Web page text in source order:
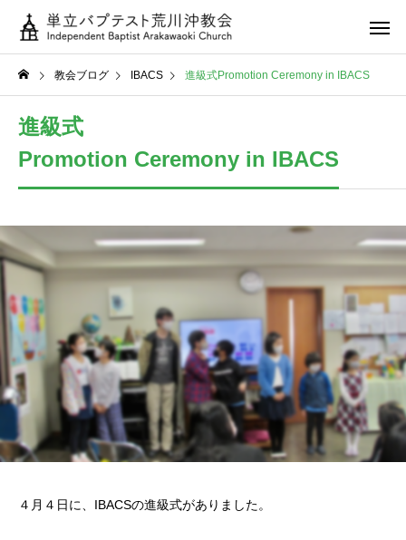
教会ブログ IBACS 進級式Promotion Ceremony in IBACS
進級式
Promotion Ceremony in IBACS
４月４日に、IBACSの進級式がありました。